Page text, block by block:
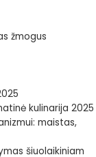
žmogus
kulinarija 2025
maistas,
šiuolaikiniam